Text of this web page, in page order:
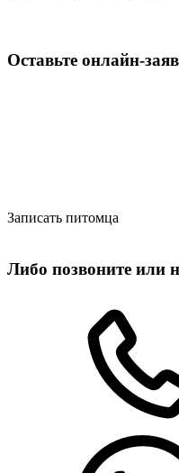
Оставьте
Записать питомца
Либо позвоните или